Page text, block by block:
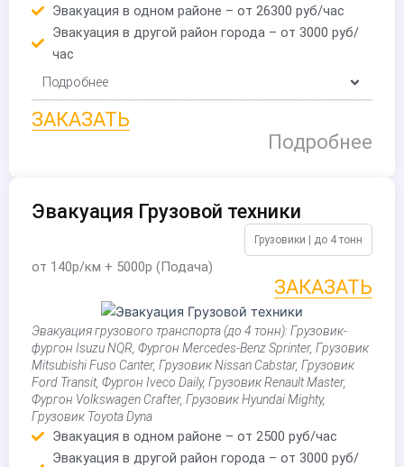
Эвакуация в одном районе – от 26300 руб/час
Эвакуация в другой район города – от 3000 руб/
час
Подробнее
ЗАКАЗАТЬ
Подробнее
Эвакуация Грузовой техники
Грузовики | до 4 тонн
от 140р/км + 5000р (Подача)
ЗАКАЗАТЬ
Эвакуация грузового транспорта (до 4 тонн): Грузовик-
фургон Isuzu NQR, Фургон Mercedes-Benz Sprinter, Грузовик
Mitsubishi Fuso Canter, Грузовик Nissan Cabstar, Грузовик
Ford Transit, Фургон Iveco Daily, Грузовик Renault Master,
Фургон Volkswagen Crafter, Грузовик Hyundai Mighty,
Грузовик Toyota Dyna
Эвакуация в одном районе – от 2500 руб/час
Эвакуация в другой район города – от 3000 руб/